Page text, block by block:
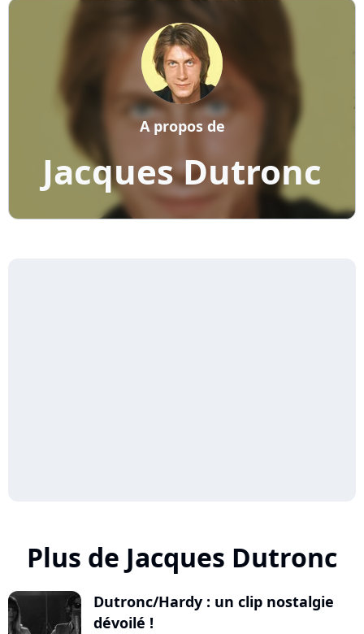
Jacques Dutronc
A propos de
Plus de Jacques Dutronc
Dutronc/Hardy : un clip nostalgie
dévoilé !